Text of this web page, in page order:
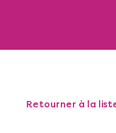
Retourner à la